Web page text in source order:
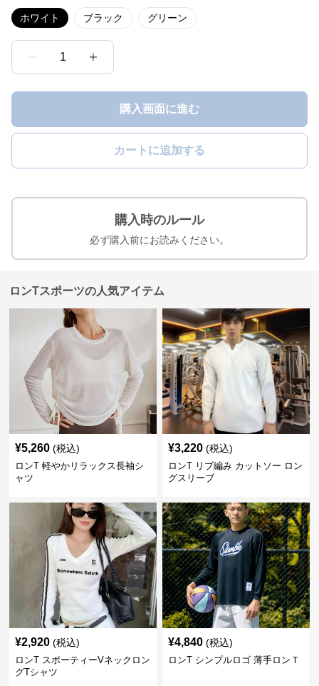
ホワイト ブラック グリーン
1
購入画面に進む
カートに追加する
購入時のルール
必ず購入前にお読みください。
ロンTスポーツの人気アイテム
¥5,260 (税込)
ロンT 軽やかリラックス長袖シ
ャツ
¥3,220 (税込)
ロンT リブ編み カットソー ロン
グスリーブ
¥2,920 (税込)
ロンT スポーティーVネックロン
グTシャツ
¥4,840 (税込)
ロンT シンプルロゴ 薄手ロンＴ